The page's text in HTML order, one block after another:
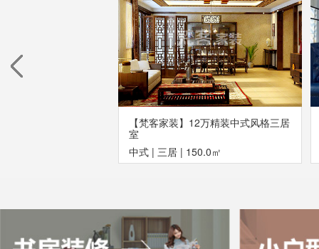
【梵客家装】12万精装中式风格三居
室
中式 | 三居 | 150.0㎡